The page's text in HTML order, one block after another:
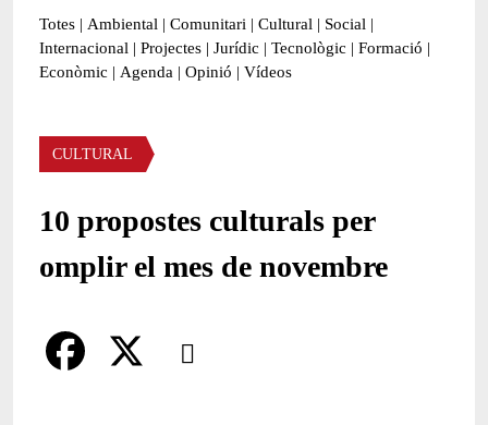
Totes | Ambiental | Comunitari | Cultural | Social |
Internacional | Projectes | Jurídic | Tecnològic | Formació |
Econòmic | Agenda | Opinió | Vídeos
Àmbit de la notícia
CULTURAL
10 propostes culturals per
omplir el mes de novembre
Comparteix